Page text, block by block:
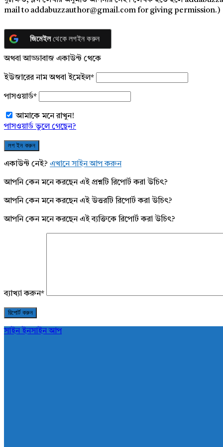
mail to addabuzzauthor@gmail.com for giving permission.)
জিমেইলথেকে লগইন করুন
অথবা আড্ডাবাজ একাউন্ট থেকে
ইউজারের নাম অথবা ইমেইল*
পাসওয়ার্ড*
আমাকে মনে রাখুন!
পাসওয়ার্ড ভুলে গেছেন?
একাউন্ট নেই? এখানে সাইন আপ করুন
আপনি কেন মনে করছেন এই প্রশ্নটি রিপোর্ট করা উচিৎ?
আপনি কেন মনে করছেন এই উত্তরটি রিপোর্ট করা উচিৎ?
আপনি কেন মনে করছেন এই ব্যক্তিকে রিপোর্ট করা উচিৎ?
ব্যাখ্যা করুন*
সাইন ইনসাইন আপ